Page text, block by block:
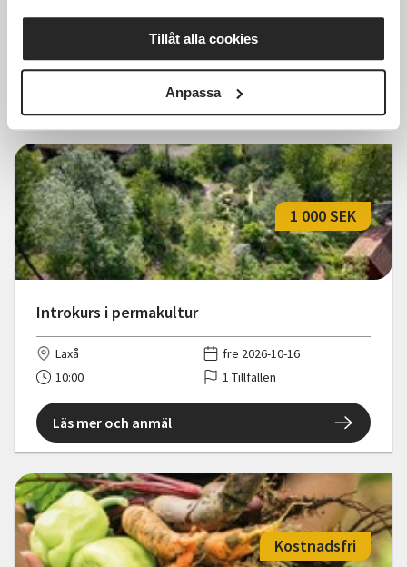
Tillåt alla cookies
Anpassa
Distans
sön 2026-08-09
Läs mer och anmäl
Introkurs i permakultur
1 000 SEK
Laxå
fre 2026-10-16
10:00
1 Tillfällen
Läs mer och anmäl
Kostnadsfri